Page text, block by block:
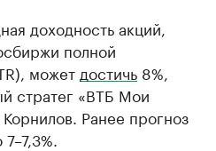
доходность акций,
полной
может достичь 8%,
стратег «ВТБ Мои
Ранее прогноз